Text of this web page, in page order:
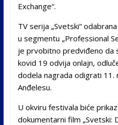
Exchange“.
TV serija „Svetski“
u segmentu „Professional
je prvobitno predviđeno da
kovid 19 odvija onlajn,
dodela nagrada odigrati 11.
Anđelesu.
U okviru festivala biće
dokumentarni film „Svetski: